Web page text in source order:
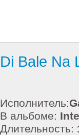
Di Bale Na
Исполнитель:
В альбоме:
Длительность: